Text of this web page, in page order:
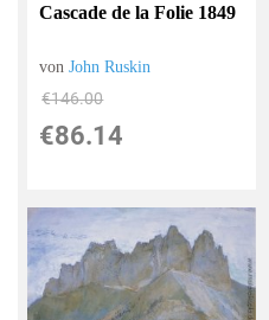
Cascade de la Folie 1849
vonJohn Ruskin
€146.00
€86.14